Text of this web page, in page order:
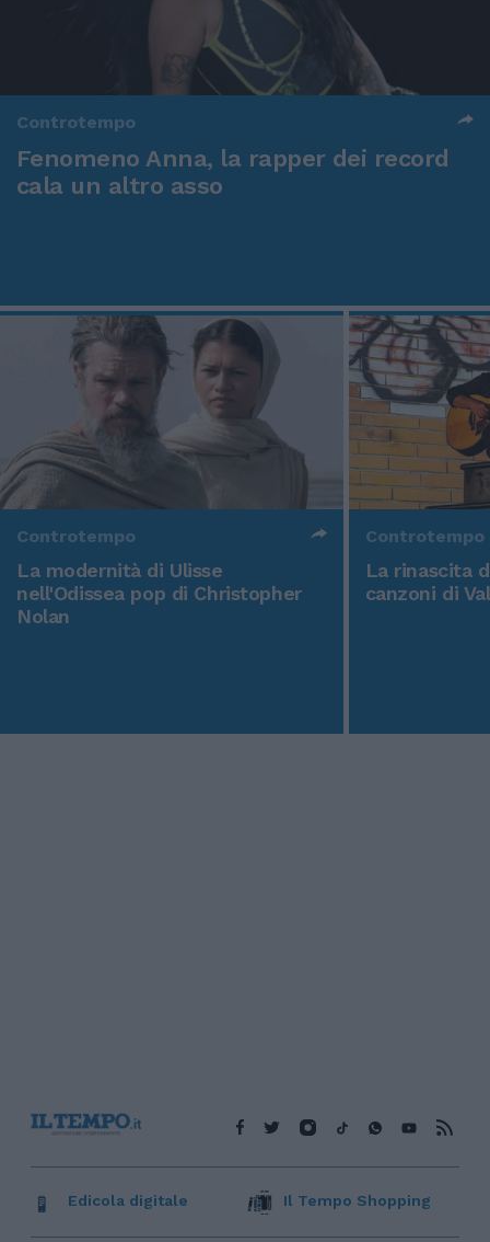
Controtempo
Fenomeno Anna, la rapper dei record
cala un altro asso
Controtempo
La modernità di Ulisse
nell'Odissea pop di Christopher
Nolan
Controtempo
La rinascita
canzoni di
Edicola digitale Il Tempo Shopping